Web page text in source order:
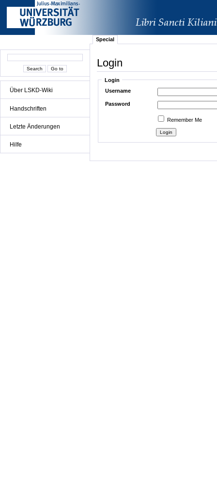
Über LSKD-Wiki
Handschriften
Letzte Änderungen
Hilfe
Special
Login
Login
Username
Password
Remember Me